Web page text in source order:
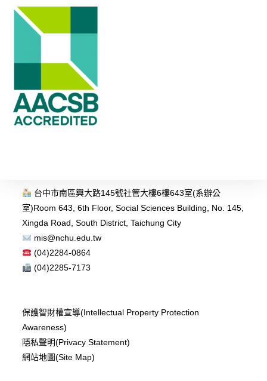
台中市南區興大路145號社管大樓6樓643室(系辦公
室)Room 643, 6th Floor, Social Sciences Building, No. 145,
Xingda Road, South District, Taichung City
mis@nchu.edu.tw
(04)2284-0864
(04)2285-7173
保護智財權宣導(Intellectual Property Protection
Awareness)
隱私聲明(Privacy Statement)
網站地圖(Site Map)